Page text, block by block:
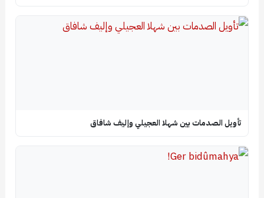
تأويل الصدمات بين شهلا العجيلي وإليف شافاق